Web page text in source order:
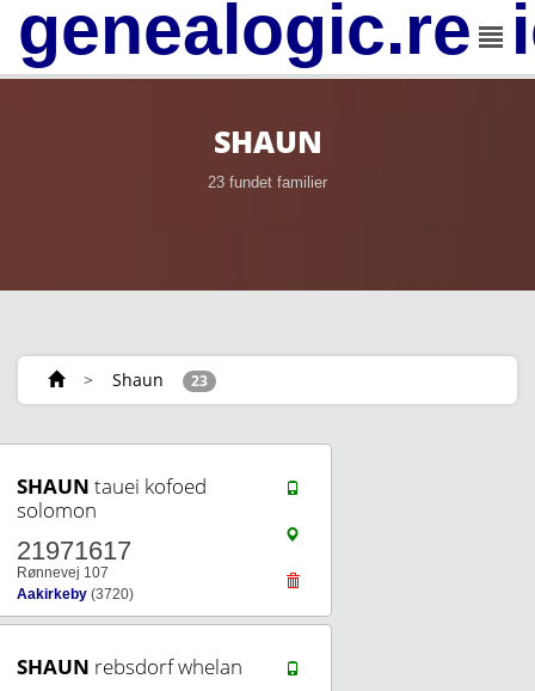
SHAUN
23 fundet familier
> Shaun 23
SHAUN tauei kofoed
solomon
21971617
Rønnevej 107
Aakirkeby (3720)
SHAUN rebsdorf whelan